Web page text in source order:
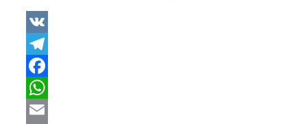
VK
Telegram
Facebook
WhatsApp